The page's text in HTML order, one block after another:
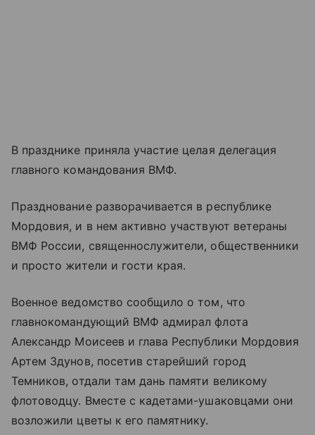
В празднике приняла участие целая делегация
главного командования ВМФ.
Празднование разворачивается в республике
Мордовия, и в нем активно участвуют ветераны
ВМФ России, священнослужители, общественники
и просто жители и гости края.
Военное ведомство сообщило о том, что
главнокомандующий ВМФ адмирал флота
Александр Моисеев и глава Республики Мордовия
Артем Здунов, посетив старейший город
Темников, отдали там дань памяти великому
флотоводцу. Вместе с кадетами-ушаковцами они
возложили цветы к его памятнику.